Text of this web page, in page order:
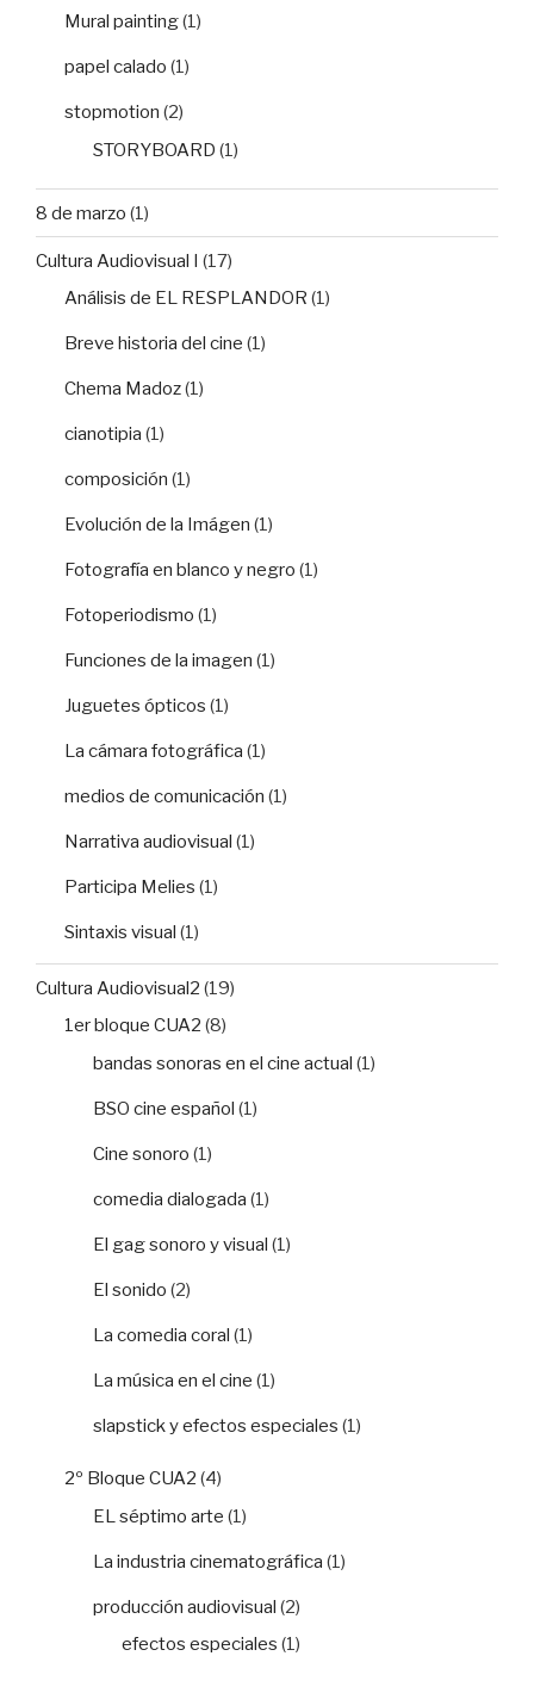
Mural painting(1)
papel calado (1)
stopmotion (2)
STORYBOARD (1)
8 de marzo (1)
Cultura Audiovisual I (17)
Análisis de EL RESPLANDOR (1)
Breve historia del cine (1)
Chema Madoz(1)
cianotipia (1)
composición (1)
Evolución de la Imágen (1)
Fotografía en blanco y negro (1)
Fotoperiodismo (1)
Funciones de la imagen (1)
Juguetes ópticos (1)
La cámara fotográfica (1)
medios de comunicación (1)
Narrativa audiovisual (1)
Participa Melies (1)
Sintaxis visual (1)
Cultura Audiovisual2 (19)
1er bloque CUA2 (8)
bandas sonoras en el cine actual (1)
BSO cine español (1)
Cine sonoro (1)
comedia dialogada (1)
El gag sonoro y visual (1)
El sonido (2)
La comedia coral (1)
La música en el cine (1)
slapstick y efectos especiales (1)
2º Bloque CUA2 (4)
EL séptimo arte (1)
La industria cinematográfica (1)
producción audiovisual (2)
efectos especiales (1)